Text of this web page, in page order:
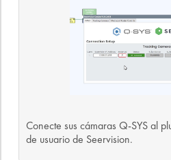
Conecte sus cámaras Q-SYS al
de usuario de Seervision.